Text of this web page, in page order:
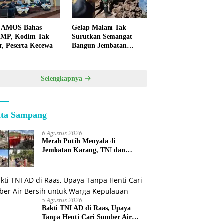
Bahas
Kodim Tak
Peserta Kecewa
Gelap Malam Tak
Surutkan Semangat
Bangun Jembatan
Selengkapnya
Sampang
6 Agustus 2026
Merah Putih Menyala di
Jembatan Karang, TNI dan
5 Agustus 2026
Bakti TNI AD di Raas, Upaya
Tanpa Henti Cari Sumber Air